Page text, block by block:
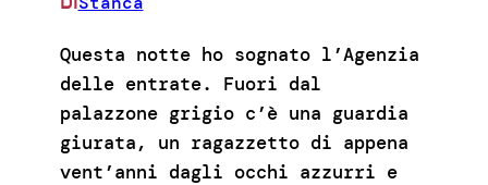
Questa notte ho sognato l’Agenzia
delle entrate. Fuori dal
palazzone grigio c’è una guardia
giurata, un ragazzetto di appena
vent’anni dagli occhi azzurri e